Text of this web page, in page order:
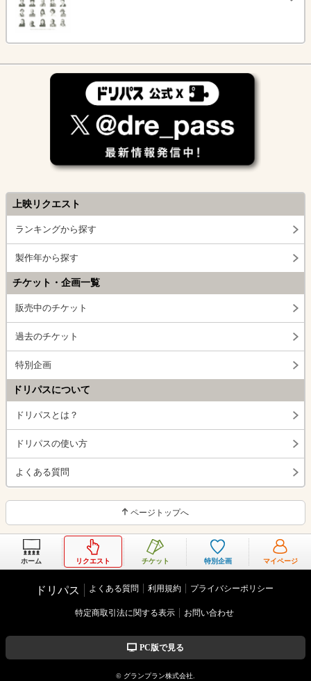
上映リクエスト
ランキングから探す
製作年から探す
チケット・企画一覧
販売中のチケット
過去のチケット
特別企画
ドリパスについて
ドリパスとは？
ドリパスの使い方
よくある質問
ページトップへ
ホーム リクエスト チケット 特別企画 マイページ
ドリパス よくある質問 利用規約 プライバシーポリシー
特定商取引法に関する表示 お問い合わせ
PC版で見る
© グランプラン株式会社.